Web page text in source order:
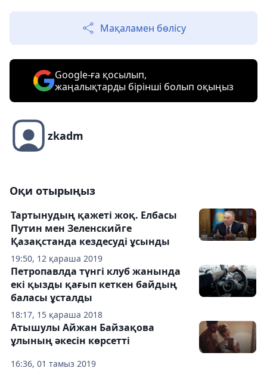
Мақаламен бөлісу
Google-ға қосылып,
жаңалықтарды бірінші болып оқыңыз
zkadm
Оқи отырыңыз
19:50, 12 қараша 2019
Тартынудың қажеті жоқ. Елбасы
Путин мен Зеленскийге
Қазақстанда кездесуді ұсынды
18:17, 15 қараша 2018
Петропавлда түнгі клуб жанында
екі қызды қағып кеткен байдың
баласы ұсталды
16:36, 01 тамыз 2019
Атышулы Айжан Байзақова
ұлының әкесін көрсетті